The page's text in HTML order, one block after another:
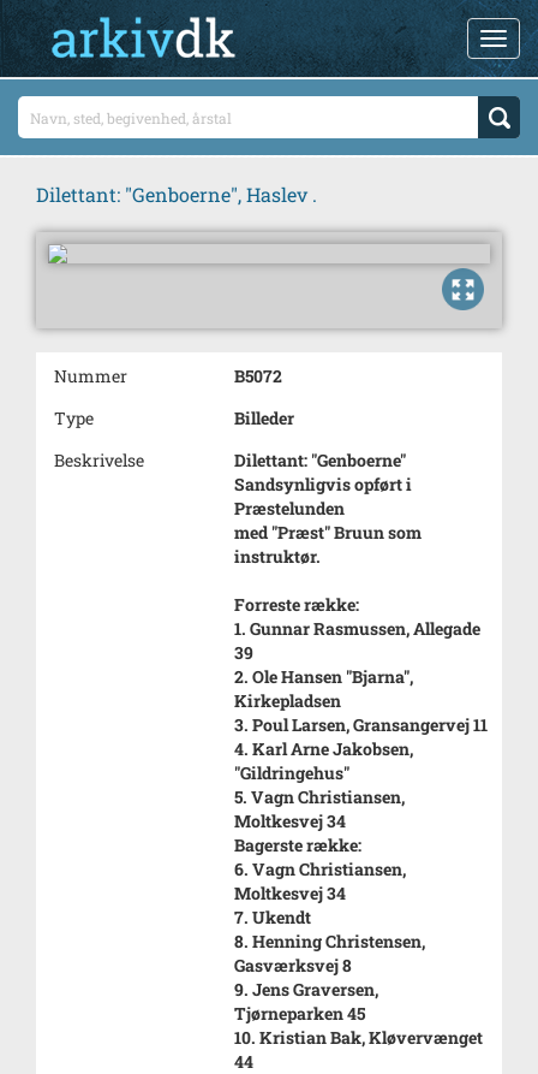
Dilettant: "Genboerne", Haslev .
Nummer
B5072
Type
Billeder
Beskrivelse
Dilettant: "Genboerne"
Sandsynligvis opført i
Præstelunden
med "Præst" Bruun som
instruktør.
Forreste række:
1. Gunnar Rasmussen, Allegade
39
2. Ole Hansen "Bjarna",
Kirkepladsen
3. Poul Larsen, Gransangervej 11
4. Karl Arne Jakobsen,
"Gildringehus"
5. Vagn Christiansen,
Moltkesvej 34
Bagerste række:
6. Vagn Christiansen,
Moltkesvej 34
7. Ukendt
8. Henning Christensen,
Gasværksvej 8
9. Jens Graversen,
Tjørneparken 45
10. Kristian Bak, Kløvervænget
44